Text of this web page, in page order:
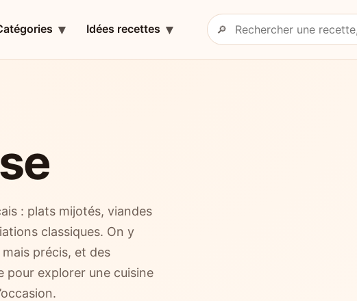
Idées recettes
Rechercher une recette
🔎
: plats mijotés, viandes
classiques. On y
précis, et des
pour explorer une cuisine